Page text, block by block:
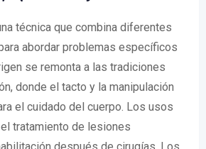
técnica que combina diferentes
abordar problemas específicos
se remonta a las tradiciones
donde el tacto y la manipulación
el cuidado del cuerpo. Los usos
tratamiento de lesiones
después de cirugías. Los